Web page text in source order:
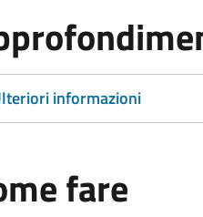
informazioni
fare